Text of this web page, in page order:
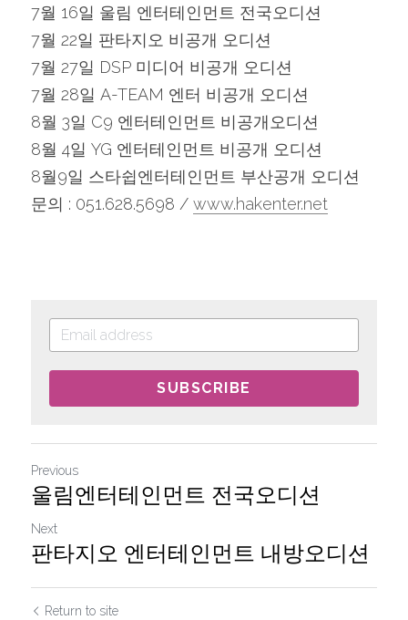
7월 16일 울림 엔터테인먼트 전국오디션
7월 22일 판타지오 비공개 오디션
7월 27일 DSP 미디어 비공개 오디션
7월 28일 A-TEAM 엔터 비공개 오디션
8월 3일 C9 엔터테인먼트 비공개오디션
8월 4일 YG 엔터테인먼트 비공개 오디션
8월9일 스타쉽엔터테인먼트 부산공개 오디션
문의 : 051.628.5698 / www.hakenter.net
SUBSCRIBE
Previous
울림엔터테인먼트 전국오디션
Next
판타지오 엔터테인먼트 내방오디션
Return to site